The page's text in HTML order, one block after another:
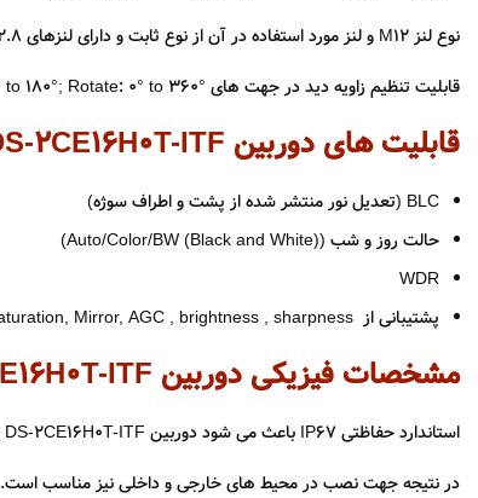
نوع لنز M12 و لنز مورد استفاده در آن از نوع ثابت و دارای لنزهای 2.8 و 3.6 و 6 میلی متر بوده که به ترتیب زاویه دید معادل 85 و 80 و 57 درجه را می دهد.
قابلیت تنظیم زاویه دید در جهت های Pan: 0° to 360°; Tilt: 0° to 180°; Rotate: 0° to 360° را دارد.
قابلیت های دوربین DS-2CE16H0T-ITF
BLC (تعدیل نور منتشر شده از پشت و اطراف سوژه)
حالت روز و شب (Auto/Color/BW (Black and White))
WDR
پشتیبانی از Saturation, Mirror, AGC , brightness , sharpness
مشخصات فیزیکی دوربین DS-2CE16H0T-ITF
استاندارد حفاظتی IP67 باعث می شود دوربین DS-2CE16H0T-ITF را در برابر بارندگی ، گرد و غبار مقاوم باشد.
در نتیجه جهت نصب در محیط های خارجی و داخلی نیز مناسب است.